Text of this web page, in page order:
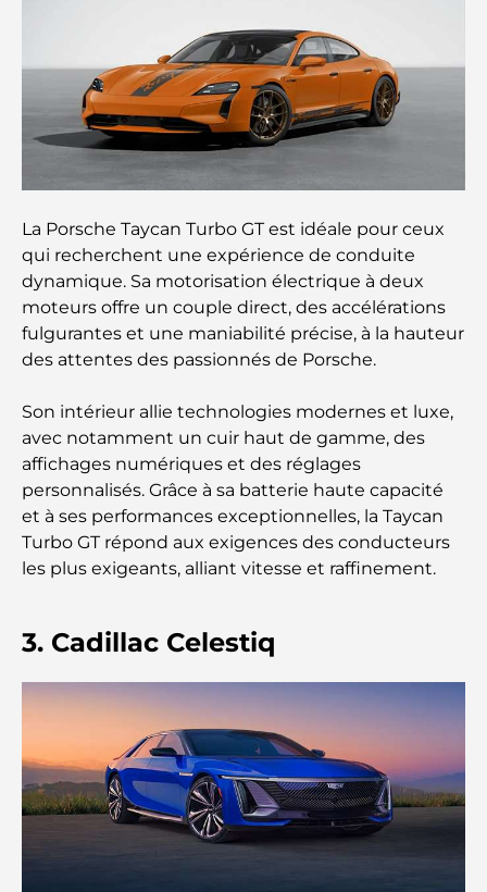
Découvrez la promenade de Palm Jumeirah : une
balade placée sous le signe du luxe et des
panoramas.
Meilleurs quartiers où vivre en famille à Dubaï :
découvrez les meilleures options
Hôtels 5 étoiles à Dubaï : un luxe inégalé pour
chaque voyageur
Que faire dans le centre-ville de Dubaï : votre
guide ultime
Les meilleurs iftars à Dubaï : 7 adresses
incontournables pour un repas de Ramadan
mémorable
Cafés à Business Bay : l’alliance parfaite du café et
de la convivialité
Restaurants étoilés Michelin à Dubaï : un circuit
Découverte des restaurants de Jumeirah Golf
Estates : un guide culinaire
Dubai Horse Racing: Where Tradition Meets
Global Competition
Cafés à Palm Jumeirah : Guide des meilleurs cafés
et lieux de vie de l’île
La Porsche Taycan Turbo GT est idéale pour ceux
qui recherchent une expérience de conduite
dynamique. Sa motorisation électrique à deux
moteurs offre un couple direct, des accélérations
fulgurantes et une maniabilité précise, à la hauteur
des attentes des passionnés de Porsche.
Son intérieur allie technologies modernes et luxe,
avec notamment un cuir haut de gamme, des
affichages numériques et des réglages
personnalisés. Grâce à sa batterie haute capacité
et à ses performances exceptionnelles, la Taycan
Turbo GT répond aux exigences des conducteurs
les plus exigeants, alliant vitesse et raffinement.
3. Cadillac Celestiq